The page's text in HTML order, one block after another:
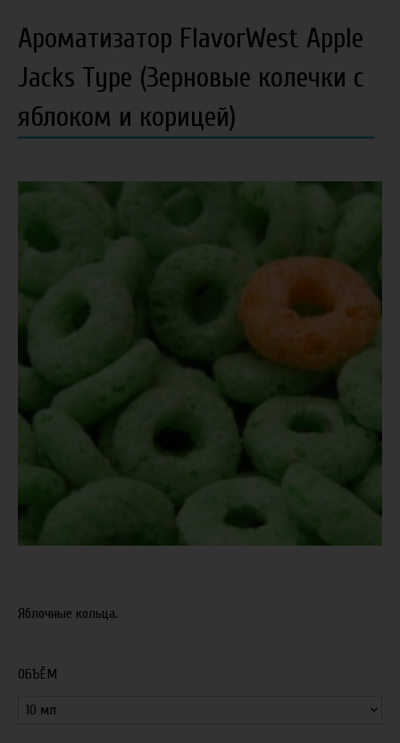
Ароматизатор FlavorWest Apple
Jacks Type (Зерновые колечки с
яблоком и корицей)
Яблочные кольца.
ОБЪЁМ